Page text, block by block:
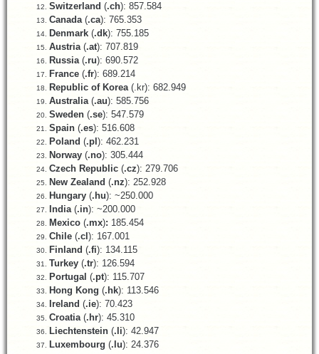
Switzerland (.ch): 857.584
Canada(.ca): 765.353
Denmark (.dk): 755.185
Austria(.at): 707.819
Russia(.ru): 690.572
France (.fr): 689.214
Republic of Korea(.kr): 682.949
Australia(.au): 585.756
Sweden (.se): 547.579
Spain (.es): 516.608
Poland (.pl ): 462.231
Norway (.no): 305.444
Czech Republic (.cz): 279.706
New Zealand (.nz): 252.928
Hungary (.hu): ~250.000
India(.in): ~200.000
Mexico (.mx): 185.454
Chile (.cl ): 167.001
Finland (.fi): 134.115
Turkey (.tr): 126.594
Portugal (.pt): 115.707
Hong Kong (.hk): 113.546
Ireland (.ie): 70.423
Croatia(.hr): 45.310
Liechtenstein (.li): 42.947
Luxembourg (.lu): 24.376